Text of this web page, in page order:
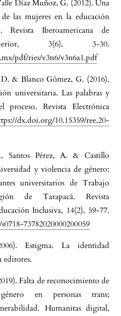
Díaz Muñoz, G. (2012). Una
las mujeres en la educación
Iberoamericana de
3(6), 3-30.
pdf/ries/v3n6/v3n6a1.pdf
& Blanco Gómez, G. (2016).
universitaria. Las palabras y
proceso. Revista Electrónica
dx.doi.org/10.15359/ree.20-
Santos Pérez, A. & Castillo
y violencia de género:
universitarios de Trabajo
de Tarapacá. Revista
Inclusiva, 14(2), 59-77.
73782020000200059
Estigma. La identidad
Falta de reconocimiento de
en personas trans;
Humanitas digital,